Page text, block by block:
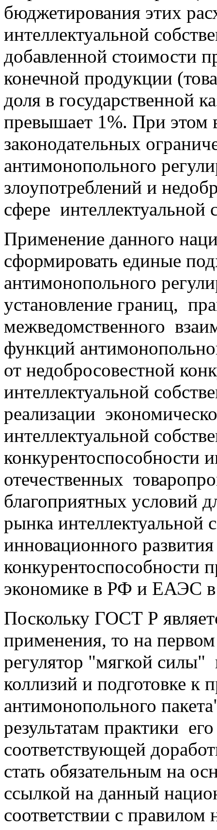
бюджетирования этих
интеллектуальной
добавленной стоимости
конечной продукции
доля в государственной
превышает 1%. При этом
законодательных
антимонопольного
злоупотреблений и
сфере интеллектуальной
Применение данного
сформировать единые
антимонопольного
установление границ,
межведомственного
функций
от недобросовестной
интеллектуальной
реализации
интеллектуальной
конкурентоспособности
отечественных
благоприятных условий
рынка интеллектуальной
инновационного
конкурентоспособности
экономике в РФ и ЕАЭС в
Поскольку ГОСТ Р
применения, то на
регулятор "мягкой
коллизий и подготовке к
антимонопольного
результатам практики
соответствующей
стать обязательным на
ссылкой на данный
соответствии с